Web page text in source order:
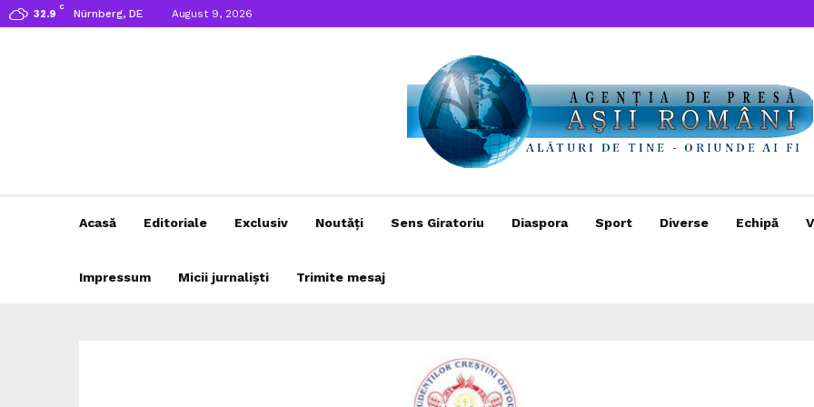
32.9
C
Nürnberg, DE August 9, 2026
Acasă Editoriale Exclusiv Noutăți Sens Giratoriu Diaspora Sport Diverse Echipă
Impressum Micii jurnaliști Trimite mesaj